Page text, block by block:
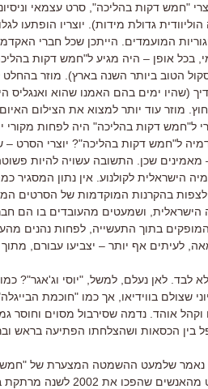
"חמש דקות בהליכה", סרט עצמאי
גדולת מידות). יוצריו הופתעו
13 הקטגוריות המועמדים. הייתכן שכל
בכל אופן – היה מגיע ל"חמש דקות
הטוב ביותר השנה בארץ). מוזר
(שהיו ימים בהם האמנו שהוא
מוזר עוד יותר למצוא את הצילום
ל"חמש דקות בהליכה" היה לפחות מקורי
ל"חמש דקות בהליכה"? יוצרי הסרט –
מאמינים שכן. התשובה עשויה להיות
הישראלית לקולנוע. אין נתון
בהקרנות המוקדמות של הסרטים
הישראלית, ושמעטים מהעובדים בו הם
בתוך התעשייה, לפחות נהנים
לעיתים אף יותר – יצביעו עבורם,
לבד. לאן נעלם, למשל, "יוסי וג'אגר"?
שצולם בווידיאו, אך כמו "חוכמת
אוהד. נדמה שסירבול מסוים וחוסר
בין הכסאות ושהצלחתו הפתיעה בראש
נאמר שלמעט ההשמטה המצערת של "חמש
עושה חסד עם לא מעט